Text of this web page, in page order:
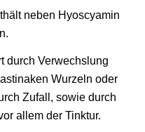
neben Hyoscyamin
durch Verwechslung
Wurzeln oder
Zufall, sowie durch
allem der Tinktur.